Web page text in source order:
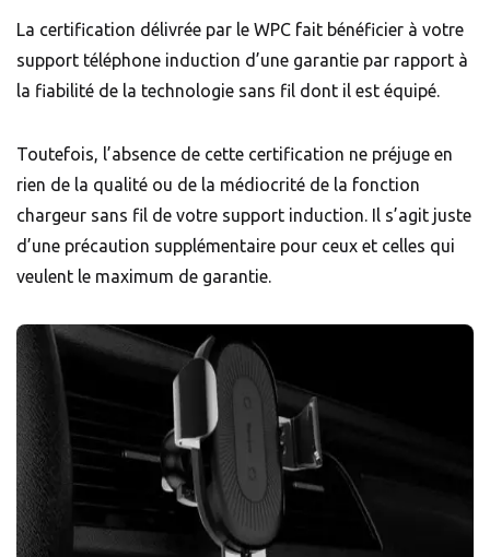
La certification délivrée par le WPC fait bénéficier à votre
support téléphone induction d’une garantie par rapport à
la fiabilité de la technologie sans fil dont il est équipé.
Toutefois, l’absence de cette certification ne préjuge en
rien de la qualité ou de la médiocrité de la fonction
chargeur sans fil de votre support induction. Il s’agit juste
d’une précaution supplémentaire pour ceux et celles qui
veulent le maximum de garantie.